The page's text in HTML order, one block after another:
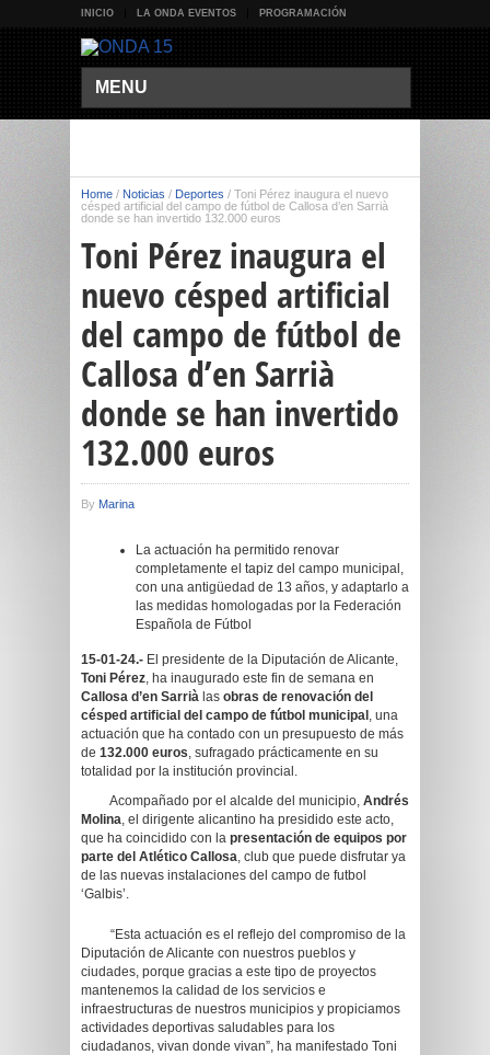
INICIO LA ONDA EVENTOS PROGRAMACIÓN
MENU
Home / Noticias / Deportes / Toni Pérez inaugura el nuevo
césped artificial del campo de fútbol de Callosa d’en Sarrià
donde se han invertido 132.000 euros
Toni Pérez inaugura el
nuevo césped artificial
del campo de fútbol de
Callosa d’en Sarrià
donde se han invertido
132.000 euros
By Marina
La actuación ha permitido renovar
completamente el tapiz del campo municipal,
con una antigüedad de 13 años, y adaptarlo a
las medidas homologadas por la Federación
Española de Fútbol
15-01-24.- El presidente de la Diputación de Alicante,
Toni Pérez, ha inaugurado este fin de semana en
Callosa d’en Sarrià las obras de renovación del
césped artificial del campo de fútbol municipal , una
actuación que ha contado con un presupuesto de más
de 132.000 euros, sufragado prácticamente en su
totalidad por la institución provincial.
Acompañado por el alcalde del municipio, Andrés
Molina, el dirigente alicantino ha presidido este acto,
que ha coincidido con la presentación de equipos por
parte del Atlético Callosa, club que puede disfrutar ya
de las nuevas instalaciones del campo de futbol
‘Galbis’.
“Esta actuación es el reflejo del compromiso de la
Diputación de Alicante con nuestros pueblos y
ciudades, porque gracias a este tipo de proyectos
mantenemos la calidad de los servicios e
infraestructuras de nuestros municipios y propiciamos
actividades deportivas saludables para los
ciudadanos, vivan donde vivan”, ha manifestado Toni